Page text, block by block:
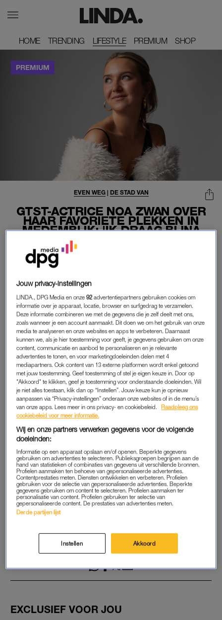
HOME
HOME TRENDING
TRENDING LIFESTYLE PREMIUM
PREMIUM SHOP
SHOP
GTST-ACTRICE NOA ZWAN OVER
HAAR FAVORIETE PLEKKEN IN
MEDEMBLIK: 'IK DRAAG BIJNA
ALLES VAN DEZE WINKEL'
EVEN WEG| DE STAD VAN
02-08-2025
LEES VERDER MET
PREMIUM
Krijg onbeperkt toegang tot alle
artikelen
Lees LINDA.magazine online
Geniet van te gekke winacties en
lekkere puzzels
Maandelijks opzegbaar
START GRATIS MAAND
Daarna €5,95 per maand
EXCLUSIEF VOOR JOU
Jouw privacy-instellingen
LINDA., DPG Media en onze92 advertentiepartners gebruiken cookies om
informatie over je apparaat, locatie, browser en surfgedrag te verzamelen.
Deze informatie combineren we met de gegevens die je zelf deelt met ons,
zoals wanneer je een account aanmaakt. Dit doen we om het gebruik van onze
media te analyseren en onze websites en apps te verbeteren. Daarnaast
kunnen we, als je hier toestemming voor geeft, je gegevens gebruiken om onze
content, communicatie en aanbod te personaliseren en je relevante
advertenties te tonen, en voor marketingdoeleinden delen met 4
mediapartners. Ook content van 13 externe platformen wordt enkel getoond
met jouw toestemming. Geef toestemming of stel je eigen keuze in. Door op
"Akkoord" te klikken, geef je toestemming voor onderstaande doeleinden. Wil
je niet alles toestaan, klik dan op “Instellen”. Jouw keuze kun je opnieuw
aanpassen via “Privacy-instellingen” onderaan onze websites of in de menu’s
van onze apps. Lees meer in ons privacy- en cookiebeleid.
Raadpleeg ons
cookiebeleid voor meer informatie.
Wij en onze partners verwerken gegevens voor de volgende
doeleinden:
Informatie op een apparaat opslaan en/of openen. Beperkte gegevens
gebruiken om advertenties te selecteren. Publieksgroepen begrijpen aan de
hand van statistieken of combinaties van gegevens uit verschillende bronnen.
Profielen aanmaken ten behoeve van gepersonaliseerde advertenties.
Contentprestaties meten. Diensten ontwikkelen en verbeteren. Profielen
gebruiken voor de selectie van gepersonaliseerde advertenties. Beperkte
gegevens gebruiken om content te selecteren. Profielen aanmaken ter
personalisatie van content. Profielen gebruiken ter selectie van
gepersonaliseerde content. De prestaties van advertenties meten.
Derde partijen lijst
Instellen Akkoord